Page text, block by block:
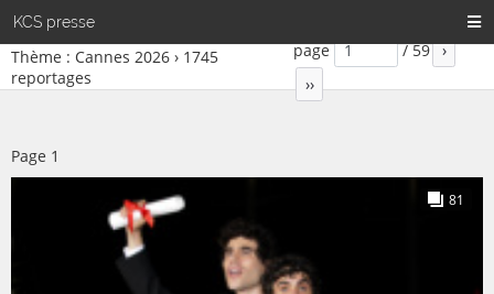
KCS presse
Thème : Cannes 2026 › 1745
reportages
page /59 ›
››
Page 1
81